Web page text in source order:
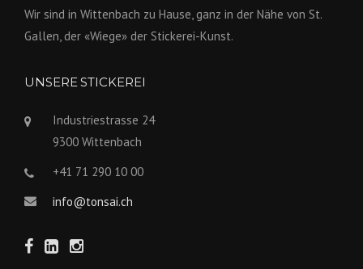
Wir sind in Wittenbach zu Hause, ganz in der Nähe von St.
Gallen, der «Wiege» der Stickerei-Kunst.
UNSERE STICKEREI
Industriestrasse 24
9300 Wittenbach
+41 71 290 10 00
info@tonsai.ch